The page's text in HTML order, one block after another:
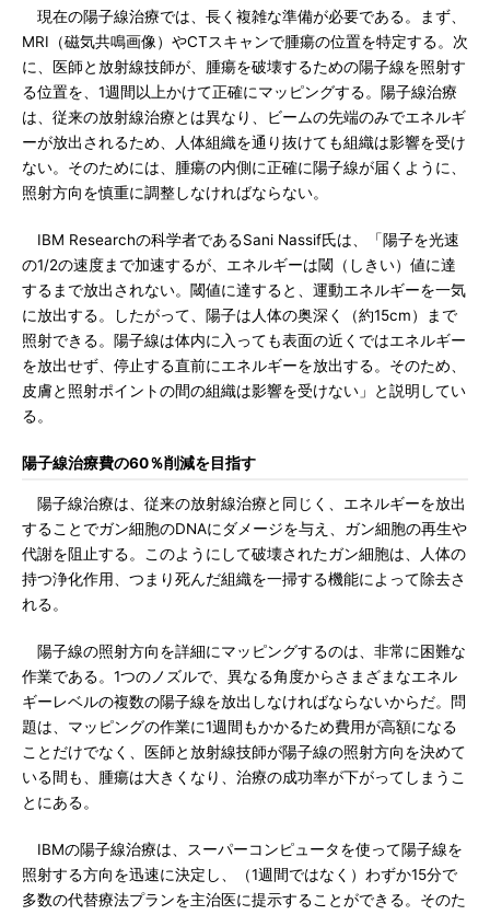
現在の陽子線治療では、長く複雑な準備が必要である。まず、
MRI（磁気共鳴画像）やCTスキャンで腫瘍の位置を特定する。次
に、医師と放射線技師が、腫瘍を破壊するための陽子線を照射す
る位置を、1週間以上かけて正確にマッピングする。陽子線治療
は、従来の放射線治療とは異なり、ビームの先端のみでエネルギ
ーが放出されるため、人体組織を通り抜けても組織は影響を受け
ない。そのためには、腫瘍の内側に正確に陽子線が届くように、
照射方向を慎重に調整しなければならない。
IBM Researchの科学者であるSani Nassif氏は、「陽子を光速
の1/2の速度まで加速するが、エネルギーは閾（しきい）値に達
するまで放出されない。閾値に達すると、運動エネルギーを一気
に放出する。したがって、陽子は人体の奥深く（約15cm）まで
照射できる。陽子線は体内に入っても表面の近くではエネルギー
を放出せず、停止する直前にエネルギーを放出する。そのため、
皮膚と照射ポイントの間の組織は影響を受けない」と説明してい
る。
陽子線治療費の60％削減を目指す
陽子線治療は、従来の放射線治療と同じく、エネルギーを放出
することでガン細胞のDNAにダメージを与え、ガン細胞の再生や
代謝を阻止する。このようにして破壊されたガン細胞は、人体の
持つ浄化作用、つまり死んだ組織を一掃する機能によって除去さ
れる。
陽子線の照射方向を詳細にマッピングするのは、非常に困難な
作業である。1つのノズルで、異なる角度からさまざまなエネル
ギーレベルの複数の陽子線を放出しなければならないからだ。問
題は、マッピングの作業に1週間もかかるため費用が高額になる
ことだけでなく、医師と放射線技師が陽子線の照射方向を決めて
いる間も、腫瘍は大きくなり、治療の成功率が下がってしまうこ
とにある。
IBMの陽子線治療は、スーパーコンピュータを使って陽子線を
照射する方向を迅速に決定し、（1週間ではなく）わずか15分で
多数の代替療法プランを主治医に提示することができる。そのた